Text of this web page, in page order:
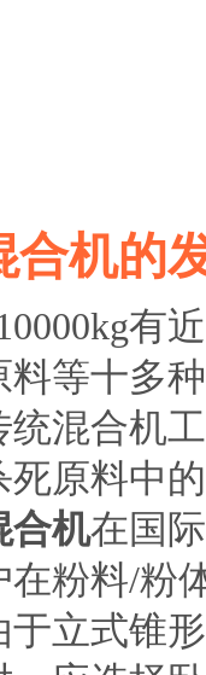
合机的
有
等十多
混合机
原料中
合机在国
料/粉体
立式锥